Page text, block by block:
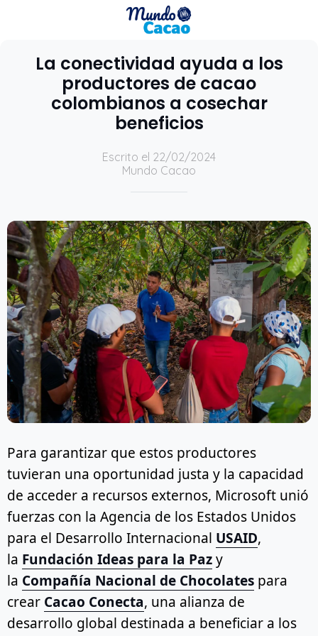
La conectividad ayuda a los
productores de cacao
colombianos a cosechar
beneficios
Escrito el 22/02/2024
Mundo Cacao
Para garantizar que estos productores
tuvieran una oportunidad justa y la capacidad
de acceder a recursos externos, Microsoft unió
fuerzas con la Agencia de los Estados Unidos
para el Desarrollo Internacional USAID,
la Fundación Ideas para la Pazy
la Compañía Nacional de Chocolates para
crear Cacao Conecta, una alianza de
desarrollo global destinada a beneficiar a los